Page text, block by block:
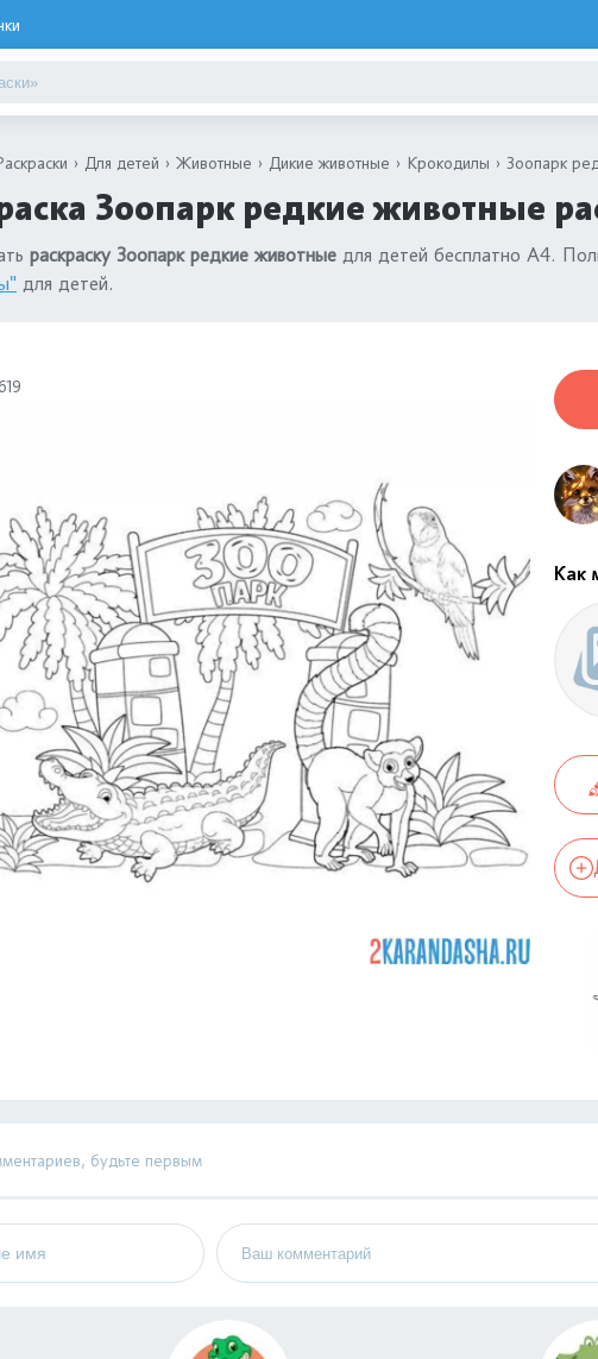
Для детей Животные Дикие животные Крокодилы Зоопарк
Зоопарк редкие животные
раскраску Зоопарк редкие животные для детей бесплатно А4.
для детей.
619
Как
будьте первым